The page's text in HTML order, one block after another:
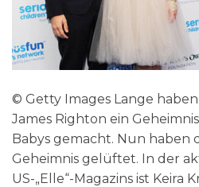
© Getty Images Lange
James Righton ein
Babys gemacht. Nun haben
Geheimnis gelüftet. In der
US-„Elle“-Magazins ist